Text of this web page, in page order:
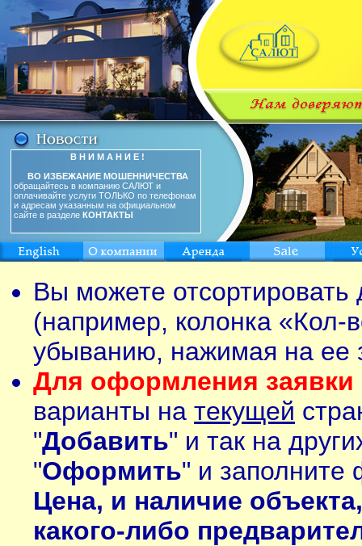
В Н И М А Н И Е !
ВО ИЗБЕЖАНИЕ МОШЕННИЧЕСТВА
обращайтесь в компанию САЛЮТ и
оплачивайте услуги ТОЛЬКО по телефонам
и адресам указанным на официальном
сайте в разделе КОНТАКТЫ
Вы можете
(например, колонка «Кол-
убыванию, нажимая на ее
Для оформления заявки
варианты на текущей
"Добавить" и так на
"Оформить" и заполните
Цена, и наличие
какого-либо